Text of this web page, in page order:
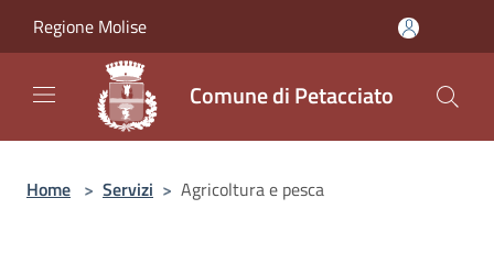
Regione Molise
Comune di Petacciato
Home > Servizi > Agricoltura e pesca